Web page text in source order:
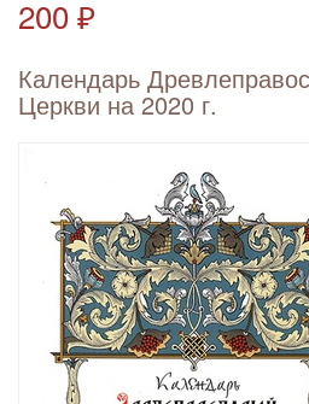
200 ₽
Календарь
Церкви на 2020 г.